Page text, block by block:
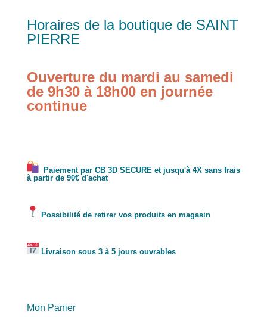
Horaires de la boutique de SAINT
PIERRE
Ouverture du mardi au samedi
de 9h30 à 18h00 en journée
continue
Paiement par CB 3D SECURE et jusqu'à 4X sans frais
à partir de 90€ d'achat
Possibilité de retirer vos produits en magasin
Livraison sous 3 à 5 jours ouvrables
Mon Panier